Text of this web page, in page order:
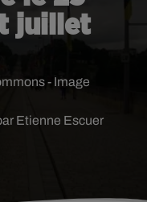
juillet
Etienne Escuer
- Image